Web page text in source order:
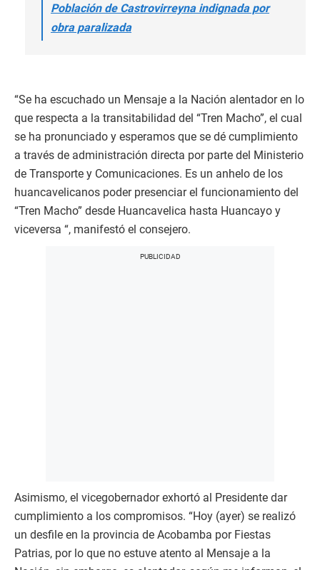
Población de Castrovirreyna indignada por
obra paralizada
“Se ha escuchado un Mensaje a la Nación alentador en lo
que respecta a la transitabilidad del “Tren Macho”, el cual
se ha pronunciado y esperamos que se dé cumplimiento
a través de administración directa por parte del Ministerio
de Transporte y Comunicaciones. Es un anhelo de los
huancavelicanos poder presenciar el funcionamiento del
“Tren Macho” desde Huancavelica hasta Huancayo y
viceversa “, manifestó el consejero.
Asimismo, el vicegobernador exhortó al Presidente dar
cumplimiento a los compromisos. “Hoy (ayer) se realizó
un desfile en la provincia de Acobamba por Fiestas
Patrias, por lo que no estuve atento al Mensaje a la